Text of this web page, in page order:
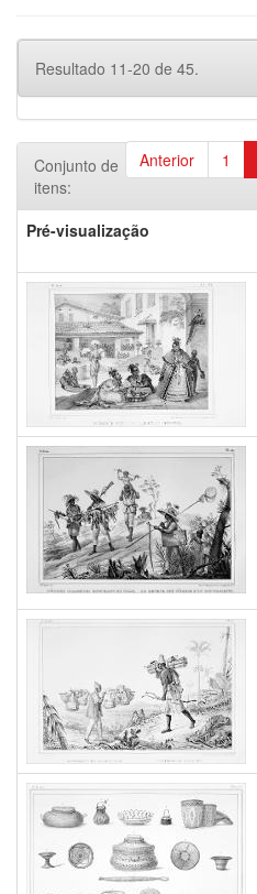
Resultado 11-20 de 45.
Anterior 1
Conjunto de
itens:
Pré-visualização